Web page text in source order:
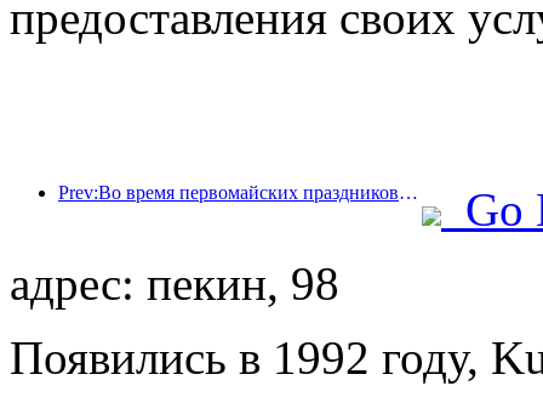
предоставления своих
Prev:Во время первомайских праздников по железной дороге в дельте реки Янцзы было перевезено более 21,38 миллиона пассажиров.
Go
адрес: пекин, 98
Появились в 1992 году,